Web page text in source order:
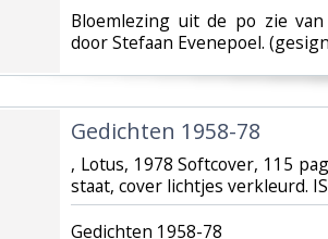
‎Bloemlezing uit de po zie van
door Stefaan Evenepoel.
‎Gedichten 1958-78‎
‎, Lotus, 1978 Softcover, 115
staat, cover lichtjes verkleurd.
‎Gedichten 1958-78‎